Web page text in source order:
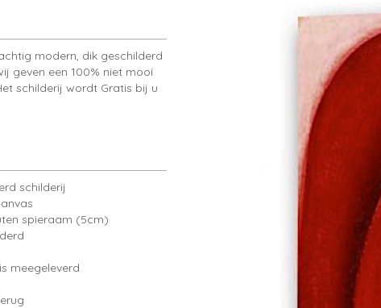
modern, dik geschilderd
geven een 100% niet mooi
schilderij wordt Gratis bij u
schilderij
spieraam (5cm)
meegeleverd